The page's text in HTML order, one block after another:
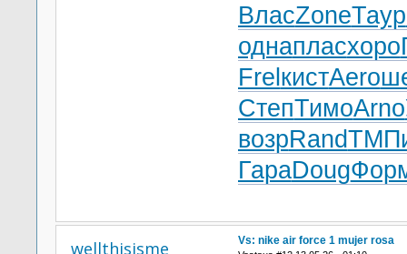
ВласZoneТаур
однапласхоро
Frel кистAero
СтепТимоArno
возрRand
ГараDoug
wellthisisme Vs: nike air force 1 mujer rosa